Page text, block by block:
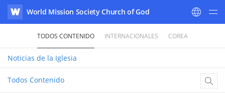
WATV
World Mission Society Church of God
TODOS CONTENIDO INTERNACIONALES COREA
Noticias de la Iglesia
Todos Contenido